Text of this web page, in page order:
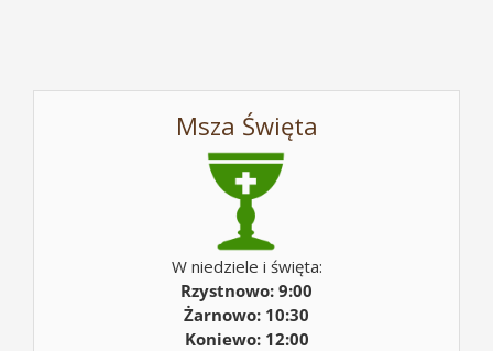
Msza Święta
W niedziele i święta:
Rzystnowo: 9:00
Żarnowo: 10:30
Koniewo: 12:00